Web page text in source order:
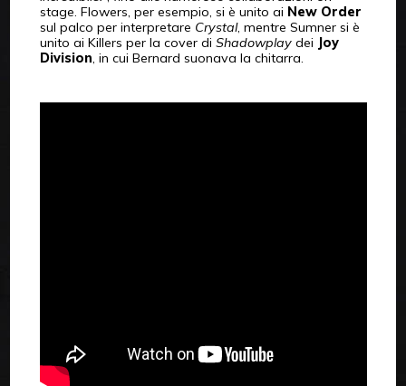
stage. Flowers, per esempio, si è unito ai New Order
sul palco per interpretare Crystal, mentre Sumner si è
unito ai Killers per la cover di Shadowplaydei Joy
Division, in cui Bernard suonava la chitarra.